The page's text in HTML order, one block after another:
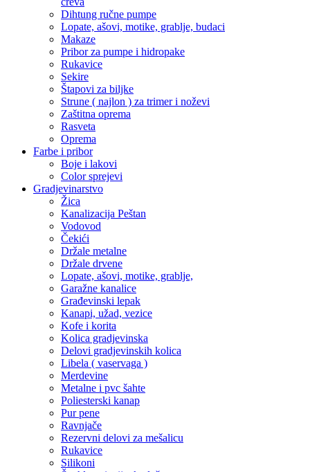
Dihtung ručne pumpe
Lopate, ašovi, motike, grablje, budaci
Makaze
Pribor za pumpe i hidropake
Rukavice
Sekire
Štapovi za biljke
Strune ( najlon ) za trimer i noževi
Zaštitna oprema
Rasveta
Oprema
Farbe i pribor
Boje i lakovi
Color sprejevi
Gradjevinarstvo
Žica
Kanalizacija Peštan
Vodovod
Čekići
Držale metalne
Držale drvene
Lopate, ašovi, motike, grablje,
Garažne kanalice
Građevinski lepak
Kanapi, užad, vezice
Kofe i korita
Kolica gradjevinska
Delovi gradjevinskih kolica
Libela ( vaservaga )
Merdevine
Metalne i pvc šahte
Poliesterski kanap
Pur pene
Ravnjače
Rezervni delovi za mešalicu
Rukavice
Silikoni